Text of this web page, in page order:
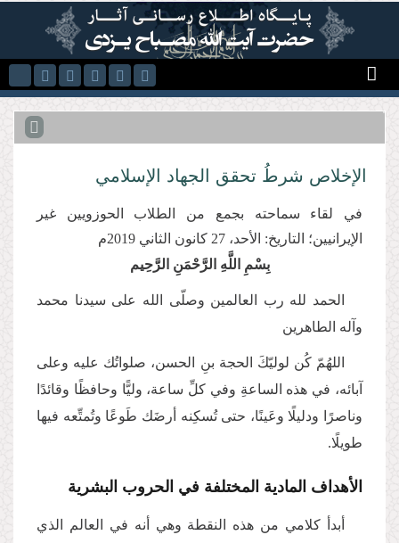
Skip to main content
الإخلاص شرطُ تحقق الجهاد الإسلامي
في لقاء سماحته بجمع من الطلاب الحوزويين غير
الإيرانيين؛ التاريخ: الأحد، 27 كانون الثاني 2019م
بِسْمِ اللَّهِ الرَّحْمَنِ الرَّحِیم
الحمد لله رب العالمين وصلّى الله على سيدنا محمد
وآله الطاهرين
اللهُمّ كُن لوليّكَ الحجة بنِ الحسن، صلواتُك عليه وعلى
آبائه، في هذه الساعةِ وفي كلِّ ساعة، وليًّا وحافظًا وقائدًا
وناصرًا ودليلًا وعَينًا، حتى تُسكِنه أرضَك طَوعًا وتُمتِّعه فيها
طويلًا.
الأهداف المادية المختلفة في الحروب البشرية
أبدأ كلامي من هذه النقطة وهي أنه في العالم الذي